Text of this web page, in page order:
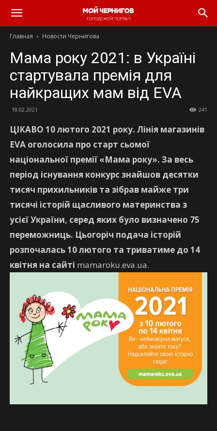
Главная Новости Чернигова
Мама року 2021: в Україні
стартувала премія для
найкращих мам від EVA
18.02.2021 241
ЦІКАВО 10 лютого 2021 року. Лінія магазинів
EVA оголосила про старт сьомої
національної премії «Мама року». За весь
період існування конкурс знайшов десятки
тисяч прихильників та зібрав майже три
тисячі історій щасливого материнства з
усієї України, серед яких було визначено 75
переможниць. Цьогоріч подача історій
розпочалась 10 лютого та триватиме до 14
квітня на сайті mamaroku.eva.ua.